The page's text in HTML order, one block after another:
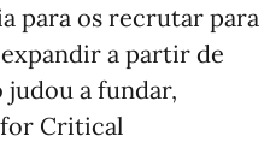
para os recrutar para
a partir de
a fundar,
Critical